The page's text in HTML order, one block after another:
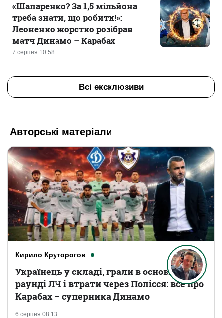
7 серпня 10:58
«Шапаренко? За 1,5 мільйона
треба знати, що робити!»:
Леоненко жорстко розібрав
матч Динамо – Карабах
Всі ексклюзиви
Авторські матеріали
Кирило Круторогов
6 серпня 08:13
Українець у складі, грали в основному
раунді ЛЧ і втрати через Полісся: все про
Карабах – суперника Динамо